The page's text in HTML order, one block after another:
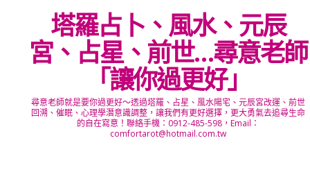
塔羅占卜、風水、元辰
宮、占星、前世…尋意老師
「讓你過更好」
尋意老師就是要你過更好～透過塔羅、占星、風水陽宅、元辰宮改運、前世
回溯、催眠、心理學潛意識調整，讓我們有更好選擇，更大勇氣去追尋生命
的自在寫意！聯絡手機：0912-485-598，Email：
comfortarot@hotmail.com.tw